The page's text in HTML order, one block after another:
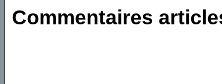
Commentaires